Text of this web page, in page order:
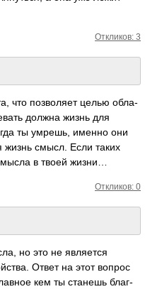
Откликов: 3
что позв­оляет целью обла­
должна жизнь для
ты умрешь, именно они
жизнь смысл. Если таких
в твоей жизни…
Откликов: 0
но это не явля­ется
Ответ на этот вопрос
кем ты станешь благ­